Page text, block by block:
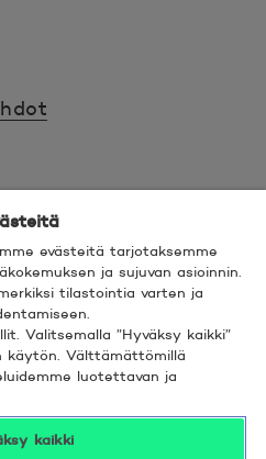
3, 02600
evästeitä tarjotaksemme
ja sujuvan asioinnin.
tilastointia varten ja
Valitsemalla ”Hyväksy kaikki”
käytön. Välttämättömillä
luotettavan ja
kaikki